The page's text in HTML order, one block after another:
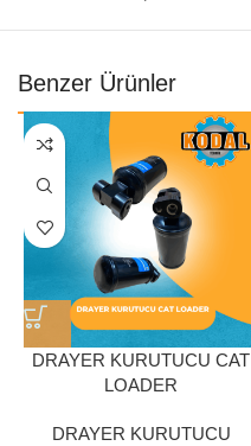
Benzer Ürünler
DRAYER KURUTUCU CAT
LOADER
DRAYER KURUTUCU